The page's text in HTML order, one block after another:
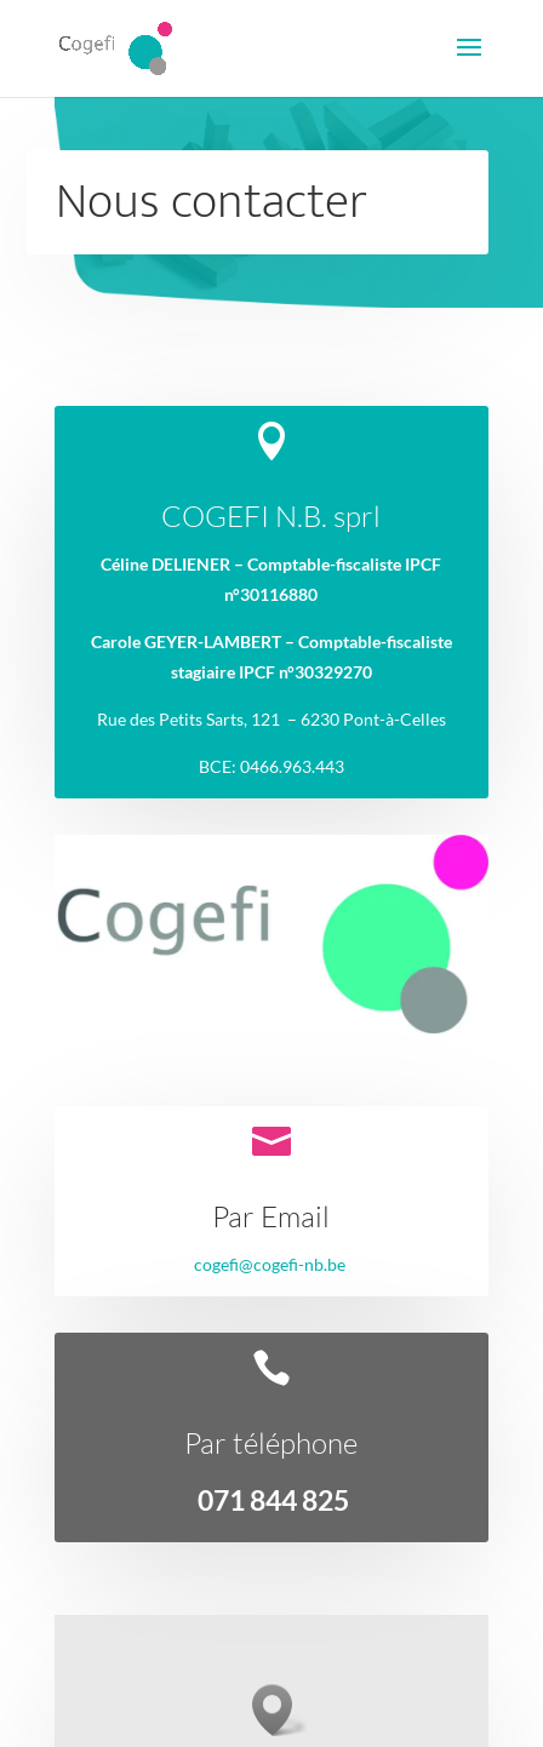
Nous contacter

COGEFI N.B. sprl
Céline DELIENER –Comptable-fiscaliste IPCF
n°30116880
Carole GEYER-LAMBERT – Comptable-fiscaliste
stagiaire IPCF n°30329270
Rue des Petits Sarts, 121 – 6230 Pont-à-Celles
BCE: 0466.963.443

Par Email
cogefi@cogefi-nb.be

Par téléphone
071 844 825